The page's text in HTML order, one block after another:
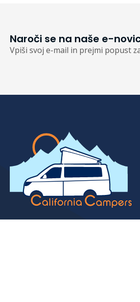
Naroči se na naše e-
Vpiši svoj e-mail in prejmi popust